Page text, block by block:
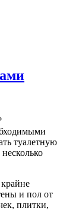
туалетную
и пол от
плитки,